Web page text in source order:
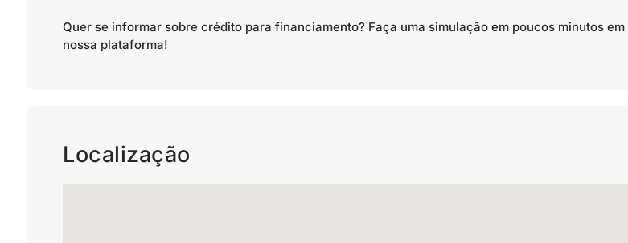
Quer se informar sobre crédito para financiamento? Faça uma simulação em poucos minutos em
nossa plataforma!
Localização